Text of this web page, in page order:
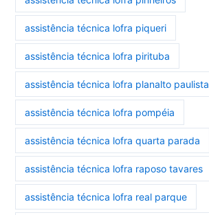
assistência técnica lofra piqueri
assistência técnica lofra pirituba
assistência técnica lofra planalto paulista
assistência técnica lofra pompéia
assistência técnica lofra quarta parada
assistência técnica lofra raposo tavares
assistência técnica lofra real parque